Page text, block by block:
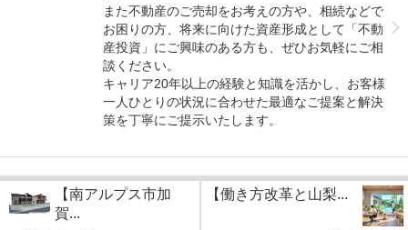
また不動産のご売却をお考えの方や、相続などで
お困りの方、将来に向けた資産形成として「不動
産投資」にご興味のある方も、ぜひお気軽にご相
談ください。
キャリア20年以上の経験と知識を活かし、お客様
一人ひとりの状況に合わせた最適なご提案と解決
策を丁寧にご提示いたします。
【南アルプス市加
賀...
【働き方改革と山梨...